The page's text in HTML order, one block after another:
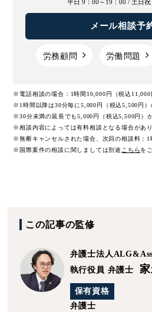
平日 9：00～19：00 / 土日
メール相談予
労務顧問 労働問題
※電話相談の場合：1時間10,000円（税込11,000
※1時間以降は30分毎に5,000円（税込5,500円）
※30分未満の延長でも5,000円（税込5,500円）
※相談内容によっては有料相談となる場合があり
※無断キャンセルされた場合、次回の相談料：1
※国際案件の相談に関しましては別途 こちらを
この記事の監修
弁護士法人
執行役員 弁護士
保有資格
弁護士